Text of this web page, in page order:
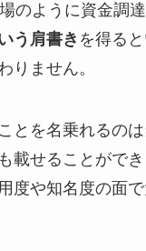
のように資金調
う肩書き を得る
りません。
とを名乗れるのは
載せることがで
度や知名度の面